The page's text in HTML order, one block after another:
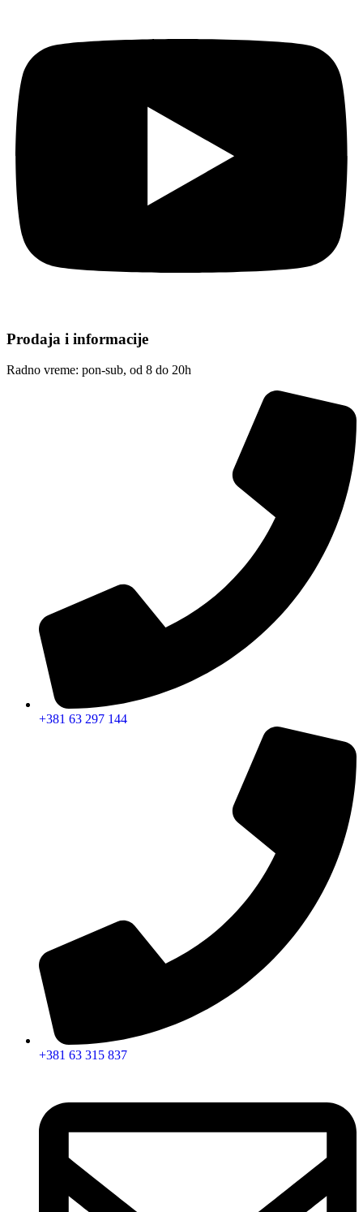
Prodaja i informacije
Radno vreme: pon-sub, od 8 do 20h
+381 63 297 144
+381 63 315 837